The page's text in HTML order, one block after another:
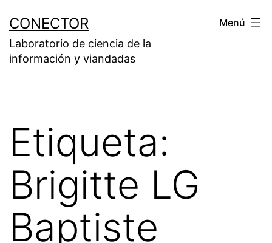
contenido
CONECTOR
Laboratorio de ciencia de la
información y viandadas
Menú
Etiqueta:
Brigitte LG
Baptiste